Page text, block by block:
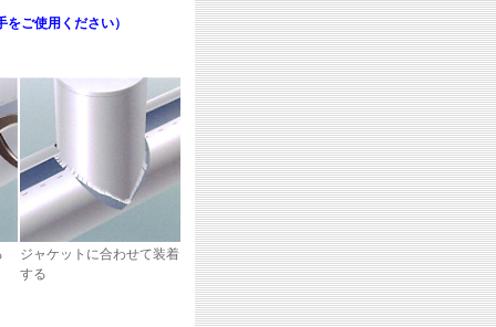
ご使用ください）
ジャケットに合わせて装着
する